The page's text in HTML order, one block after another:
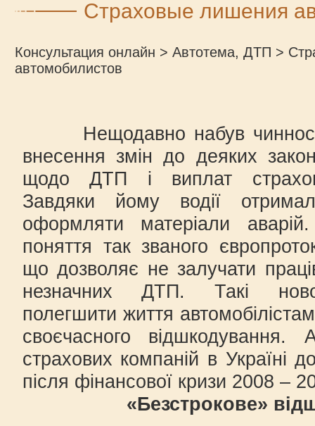
Страховые лишения
Консультация онлайн > Автотема, ДТП >
автомобилистов
Нещодавно набув
внесення змін до деяких
щодо ДТП і виплат
Завдяки йому водії
оформляти матеріали
поняття так званого
що дозволяє не залучати
незначних ДТП. Такі
полегшити життя
своєчасного
страхових компаній в Україні
після фінансової кризи 2008 –
«Безстрокове»